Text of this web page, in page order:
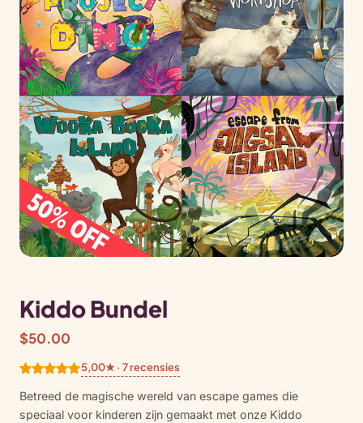
Kiddo Bundel
$50.00
5.00 op 5
5,00★ · 7 recensies
Betreed de magische wereld van escape games die
speciaal voor kinderen zijn gemaakt met onze Kiddo